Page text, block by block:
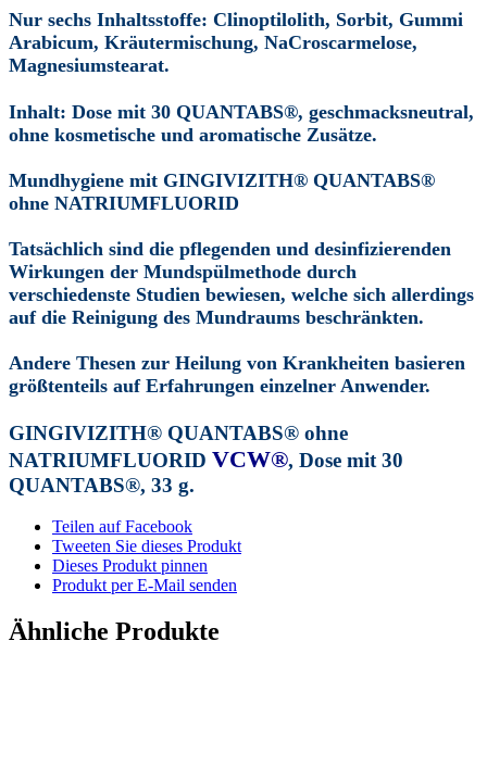
Nur sechs Inhaltsstoffe: Clinoptilolith, Sorbit, Gummi
Arabicum, Kräutermischung, NaCroscarmelose,
Magnesiumstearat.
Inhalt: Dose mit 30 QUANTABS®, geschmacksneutral,
ohne kosmetische und aromatische Zusätze.
Mundhygiene mit GINGIVIZITH® QUANTABS®
ohne NATRIUMFLUORID
Tatsächlich sind die pflegenden und desinfizierenden
Wirkungen der Mundspülmethode durch
verschiedenste Studien bewiesen, welche sich allerdings
auf die Reinigung des Mundraums beschränkten.
Andere Thesen zur Heilung von Krankheiten basieren
größtenteils auf Erfahrungen einzelner Anwender.
GINGIVIZITH® QUANTABS® ohne
NATRIUMFLUORID VCW®, Dose mit 30
QUANTABS®, 33 g.
Teilen auf Facebook
Tweeten Sie dieses Produkt
Dieses Produkt pinnen
Produkt per E-Mail senden
Ähnliche Produkte